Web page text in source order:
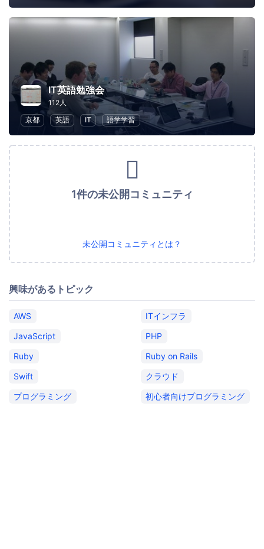
IT英語勉強会
112人
京都
英語 IT 語学学習
1件の未公開コミュニティ
未公開コミュニティとは？
興味があるトピック
AWS
ITインフラ
JavaScript
PHP
Ruby
Ruby on Rails
Swift
クラウド
プログラミング
初心者向けプログラミング